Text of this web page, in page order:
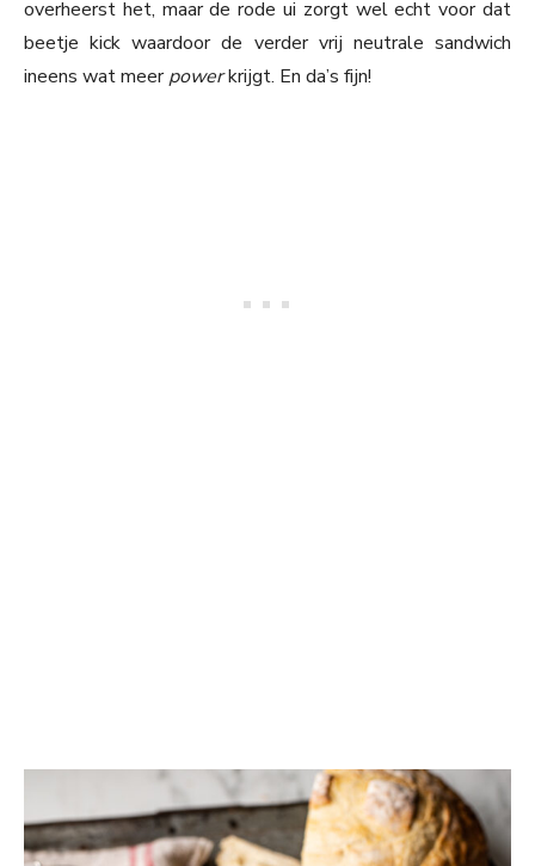
overheerst het, maar de rode ui zorgt wel echt voor dat
beetje kick waardoor de verder vrij neutrale sandwich
ineens wat meerpowerkrijgt. En da’s fijn!